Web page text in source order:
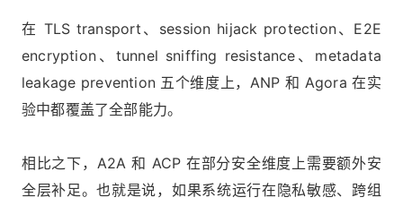
在 TLS transport、session hijack protection、E2E
encryption、tunnel sniffing resistance、metadata
leakage prevention 五个维度上，ANP 和 Agora 在实
验中都覆盖了全部能力。
相比之下，A2A 和 ACP 在部分安全维度上需要额外安
全层补足。也就是说，如果系统运行在隐私敏感、跨组